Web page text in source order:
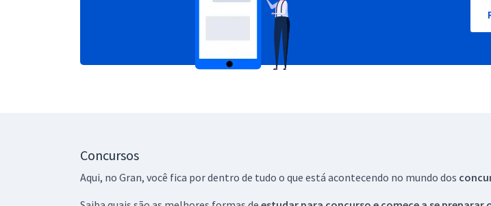
Concursos
Aqui, no Gran, você fica por dentro de tudo o que está acontecendo no mundo dos